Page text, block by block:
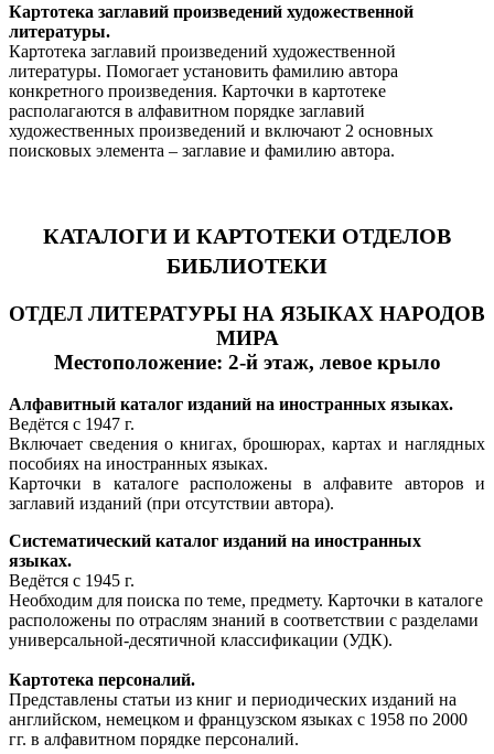
Картотека заглавий произведений художественной
литературы.
Картотека заглавий произведений художественной
литературы. Помогает установить фамилию автора
конкретного произведения. Карточки в картотеке
располагаются в алфавитном порядке заглавий
художественных произведений и включают 2 основных
поисковых элемента – заглавие и фамилию автора.
КАТАЛОГИ И КАРТОТЕКИ ОТДЕЛОВ
БИБЛИОТЕКИ
ОТДЕЛ ЛИТЕРАТУРЫ НА ЯЗЫКАХ НАРОДОВ
МИРА
Местоположение: 2-й этаж, левое крыло
Алфавитный каталог изданий на иностранных языках.
Ведётся с 1947 г.
Включает сведения о книгах, брошюрах, картах и наглядных
пособиях на иностранных языках.
Карточки в каталоге расположены в алфавите авторов и
заглавий изданий (при отсутствии автора).
Систематический каталог изданий на иностранных
языках.
Ведётся с 1945 г.
Необходим для поиска по теме, предмету. Карточки в каталоге
расположены по отраслям знаний в соответствии с разделами
универсальной-десятичной классификации (УДК).
Картотека персоналий.
Представлены статьи из книг и периодических изданий на
английском, немецком и французском языках с 1958 по 2000
гг. в алфавитном порядке персоналий.